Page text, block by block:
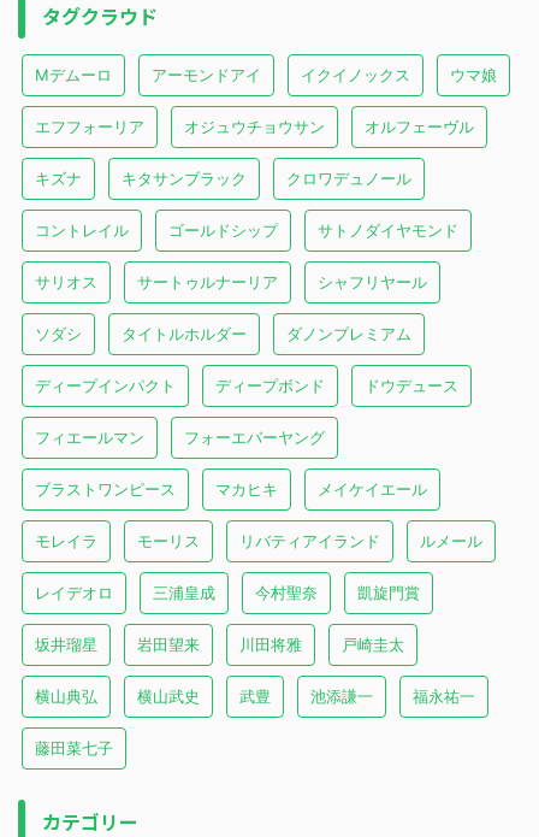
タグクラウド
Mデムーロ アーモンドアイ イクイノックス ウマ娘
エフフォーリア オジュウチョウサン オルフェーヴル
キズナ キタサンブラック クロワデュノール
コントレイル ゴールドシップ サトノダイヤモンド
サリオス サートゥルナーリア シャフリヤール
ソダシ タイトルホルダー ダノンプレミアム
ディープインパクト ディープボンド ドウデュース
フィエールマン フォーエバーヤング
ブラストワンピース マカヒキ メイケイエール
モレイラ モーリス リバティアイランド ルメール
レイデオロ 三浦皇成 今村聖奈 凱旋門賞
坂井瑠星 岩田望来 川田将雅 戸崎圭太
横山典弘 横山武史 武豊 池添謙一 福永祐一
藤田菜七子
カテゴリー